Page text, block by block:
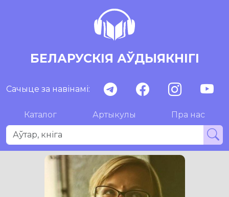
БЕЛАРУСКІЯ АЎДЫЯКНІГІ
Сачыце за навінамі:
Каталог Артыкулы Пра нас